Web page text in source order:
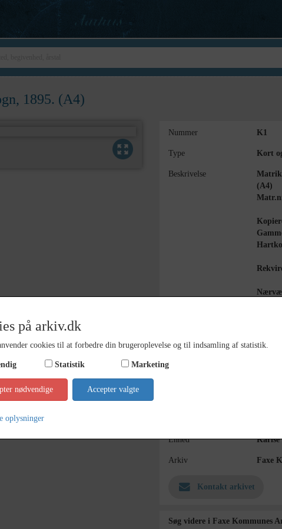
1895. (A4)
Nummer K1
Type Kort
Beskrivelse
(A4)
Enhed Karise
Arkiv Faxe
Kontakt arkivet
Søg videre i Faxe Kommunes
på arkiv.dk
cookies til at forbedre din brugeroplevelse og til indsamling af statistik.
Statistik Marketing
nødvendige Accepter valgte
oplysninger